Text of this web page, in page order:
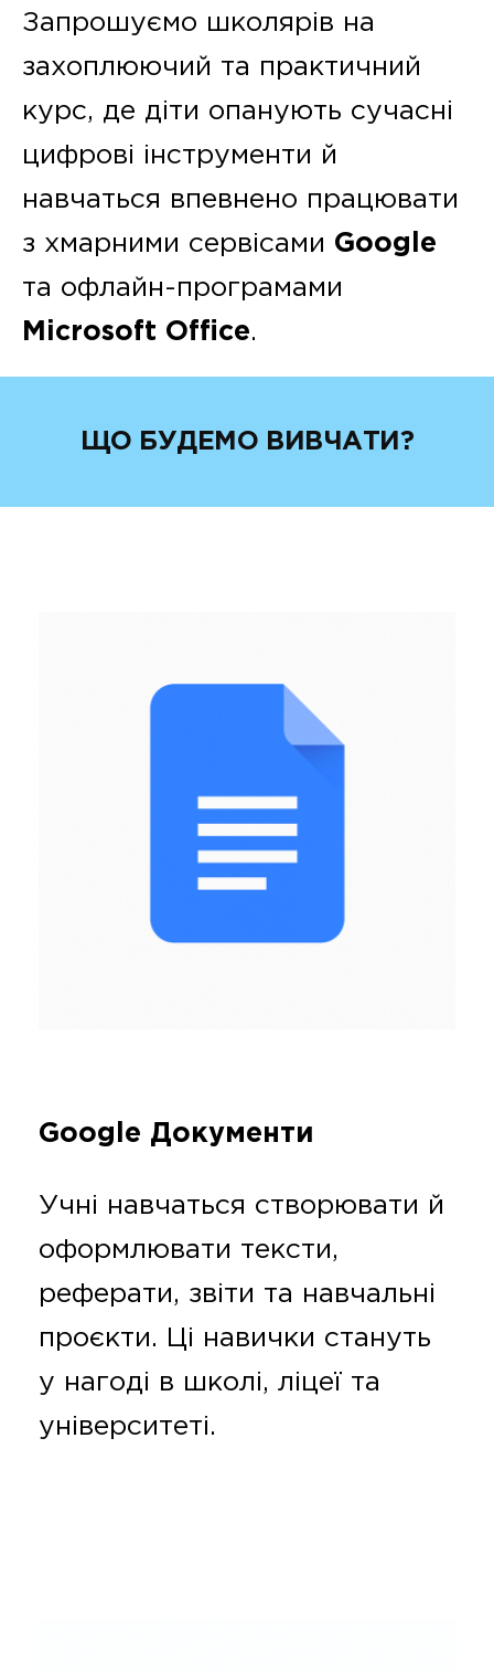
Запрошуємо школярів на
захоплюючий та практичний
курс, де діти опанують сучасні
цифрові інструменти й
навчаться впевнено працювати
з хмарними сервісами Google
та офлайн-програмами
Microsoft Office.
ЩО БУДЕМО ВИВЧАТИ?
Google Документи
Учні навчаться створювати й
оформлювати тексти,
реферати, звіти та навчальні
проєкти. Ці навички стануть
у нагоді в школі, ліцеї та
університеті.